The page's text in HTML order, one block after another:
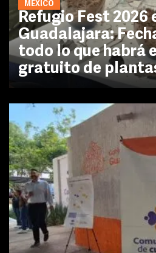
MÉXICO
Refugio Fest 2026
Guadalajara:
todo lo que habrá
gratuito de